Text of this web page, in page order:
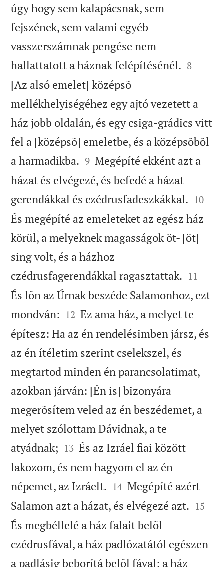
úgy hogy sem kalapácsnak, sem
fejszének, sem valami egyéb
vasszerszámnak pengése nem
hallattatott a háznak felépítésénél. 

8
[Az alsó emelet] középsõ
mellékhelyiségéhez egy ajtó vezetett a
ház jobb oldalán, és egy csiga-grádics vitt
fel a [középsõ] emeletbe, és a középsõbõl
a harmadikba. 

9 Megépíté ekként azt a
házat és elvégezé, és befedé a házat
gerendákkal és czédrusfadeszkákkal. 

10
És megépíté az emeleteket az egész ház
körül, a melyeknek magasságok öt- [öt]
sing volt, és a házhoz
czédrusfagerendákkal ragasztattak. 

11
És lõn az Úrnak beszéde Salamonhoz, ezt
mondván: 

12 Ez ama ház, a melyet te
építesz: Ha az én rendelésimben jársz, és
az én ítéletim szerint cselekszel, és
megtartod minden én parancsolatimat,
azokban járván: [Én is] bizonyára
megerõsítem veled az én beszédemet, a
melyet szólottam Dávidnak, a te
atyádnak; 

13 És az Izráel fiai között
lakozom, és nem hagyom el az én
népemet, az Izráelt. 

14 Megépíté azért
Salamon azt a házat, és elvégezé azt. 

15
És megbéllelé a ház falait belõl
czédrusfával, a ház padlózatától egészen
a padlásig beborítá belõl fával; a ház